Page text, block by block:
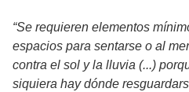
“Se requieren elementos
espacios para sentarse o al
contra el sol y la lluvia (...)
siquiera hay dónde